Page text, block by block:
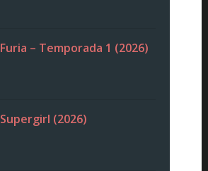
Furia – Temporada 1 (2026)
Supergirl (2026)